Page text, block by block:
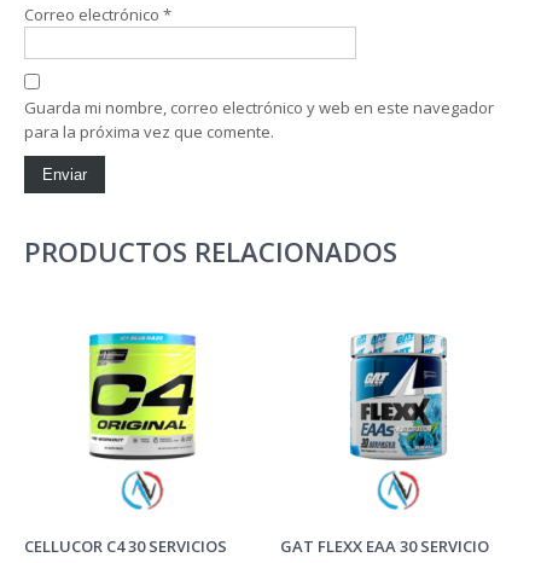
Correo electrónico *
Guarda mi nombre, correo electrónico y web en este navegador
para la próxima vez que comente.
PRODUCTOS RELACIONADOS
CELLUCOR C4 30 SERVICIOS GAT FLEXX EAA 30 SERVICIO